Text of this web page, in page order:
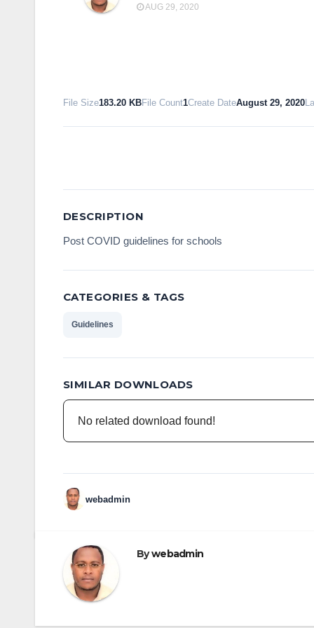
AUG 29, 2020
File Size183.20 KBFile Count1Create DateAugust 29, 2020
DESCRIPTION
Post COVID guidelines for schools
CATEGORIES & TAGS
Guidelines
SIMILAR DOWNLOADS
No related download found!
webadmin
Bywebadmin